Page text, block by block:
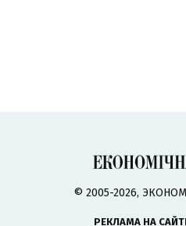
© 2005-2026,
РЕКЛАМА НА